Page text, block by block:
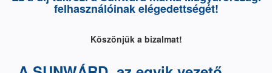
felhasználóinak elégedettségét!
Köszönjük a bizalmat!